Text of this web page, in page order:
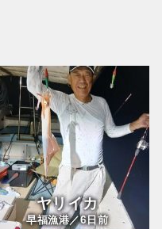
ヤリイカ
早福漁港／6日前